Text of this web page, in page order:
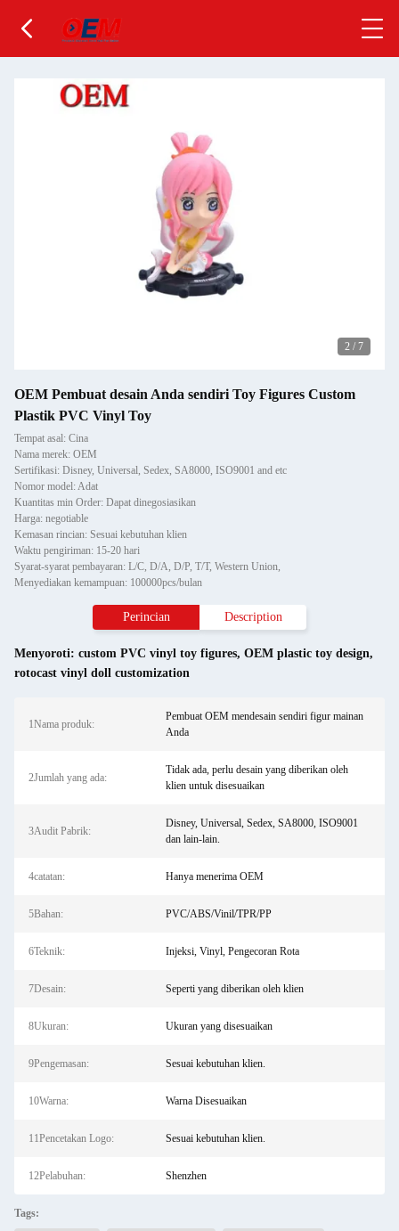
2 / 7
OEM Pembuat desain Anda sendiri Toy Figures Custom
Plastik PVC Vinyl Toy
Tempat asal: Cina
Nama merek: OEM
Sertifikasi: Disney, Universal, Sedex, SA8000, ISO9001 and etc
Nomor model: Adat
Kuantitas min Order: Dapat dinegosiasikan
Harga: negotiable
Kemasan rincian: Sesuai kebutuhan klien
Waktu pengiriman: 15-20 hari
Syarat-syarat pembayaran: L/C, D/A, D/P, T/T, Western Union,
Menyediakan kemampuan: 100000pcs/bulan
Perincian Description
Menyoroti: custom PVC vinyl toy figures, OEM plastic toy design,
rotocast vinyl doll customization
1Nama produk:
Pembuat OEM mendesain sendiri figur mainan
Anda
2Jumlah yang ada:
Tidak ada, perlu desain yang diberikan oleh
klien untuk disesuaikan
3Audit Pabrik:
Disney, Universal, Sedex, SA8000, ISO9001
dan lain-lain.
4catatan: Hanya menerima OEM
5Bahan: PVC/ABS/Vinil/TPR/PP
6Teknik: Injeksi, Vinyl, Pengecoran Rota
7Desain: Seperti yang diberikan oleh klien
8Ukuran: Ukuran yang disesuaikan
9Pengemasan: Sesuai kebutuhan klien.
10Warna: Warna Disesuaikan
11Pencetakan Logo: Sesuai kebutuhan klien.
12Pelabuhan: Shenzhen
Tags: